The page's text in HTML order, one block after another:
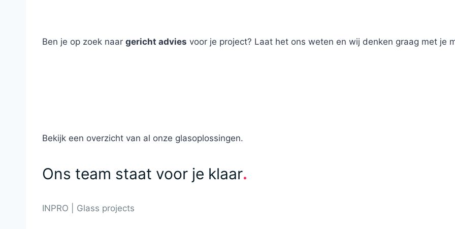
Ben je op zoek naar gericht advies voor je project? Laat het ons weten en wij denken graag met je
Bekijk een overzicht van al onze glasoplossingen.
Ons team staat voor je klaar.
INPRO | Glass projects